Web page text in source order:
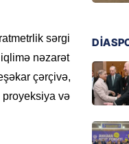
sərgi
nəzarət
çərçivə,
proyeksiya və
GÜNDƏM
13